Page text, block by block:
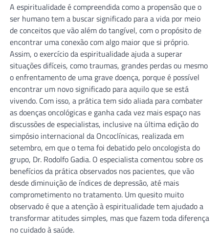
A espiritualidade é compreendida como a propensão que o
ser humano tem a buscar significado para a vida por meio
de conceitos que vão além do tangível, com o propósito de
encontrar uma conexão com algo maior que si próprio.
Assim, o exercício da espiritualidade ajuda a superar
situações difíceis, como traumas, grandes perdas ou mesmo
o enfrentamento de uma grave doença, porque é possível
encontrar um novo significado para aquilo que se está
vivendo. Com isso, a prática tem sido aliada para combater
as doenças oncológicas e ganha cada vez mais espaço nas
discussões de especialistas, inclusive na última edição do
simpósio internacional da Oncoclínicas, realizada em
setembro, em que o tema foi debatido pelo oncologista do
grupo, Dr. Rodolfo Gadia. O especialista comentou sobre os
benefícios da prática observados nos pacientes, que vão
desde diminuição de índices de depressão, até mais
comprometimento no tratamento. Um quesito muito
observado é que a atenção à espiritualidade tem ajudado a
transformar atitudes simples, mas que fazem toda diferença
no cuidado à saúde.